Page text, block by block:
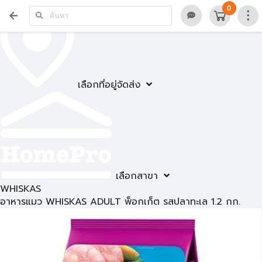
เลือกที่อยู่จัดส่ง
เลือกสาขา
0
WHISKAS
อาหารแมว WHISKAS ADULT พ็อกเก็ต รสปลาทะเล 1.2 กก.